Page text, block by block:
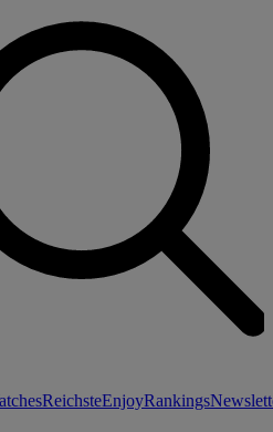
ReichsteEnjoyRankings